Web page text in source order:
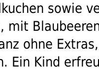
sowie
mit
ohne
Ein Kind